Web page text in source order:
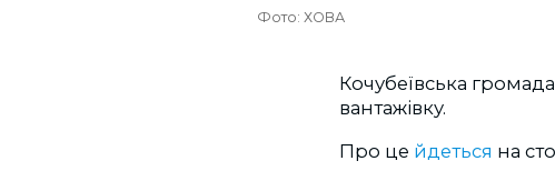
Фото: ХОВА
Кочубеївська
вантажівку.
Про це йдеться на